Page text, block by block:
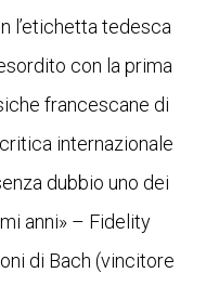
l’etichetta tedesca
con la prima
francescane di
internazionale
dubbio uno dei
anni» – Fidelity
di Bach (vincitore